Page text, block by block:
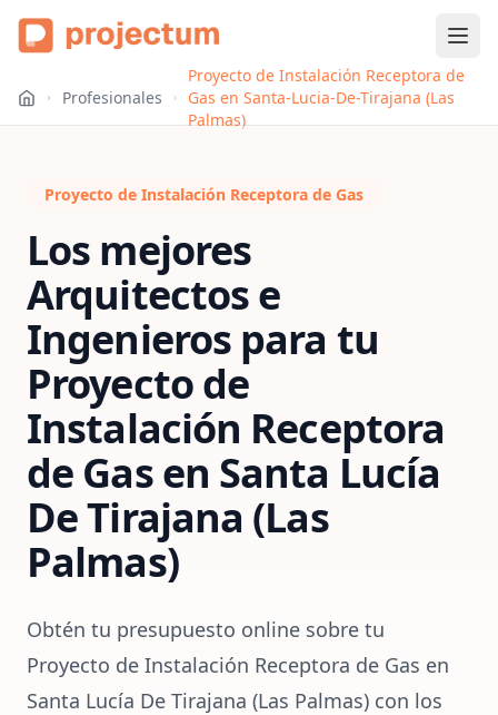
Profesionales
Proyecto de Instalación Receptora de
Gas en Santa-Lucia-De-Tirajana (Las
Palmas)
Proyecto de Instalación Receptora de Gas
Los mejores
Arquitectos e
Ingenieros para tu
Proyecto de
Instalación Receptora
de Gasen Santa Lucía
De Tirajana (Las
Palmas)
Obtén tu presupuesto online sobre tu
Proyecto de Instalación Receptora de Gas en
Santa Lucía De Tirajana (Las Palmas) con los